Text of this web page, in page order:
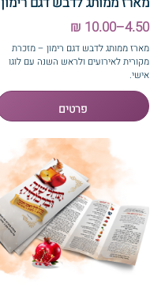
4.50–10.00 ₪
מארז ממותג לדבש דגם רימון – מזכרת
מקורית לאירועים ולראש השנה עם לוגו
אישי.